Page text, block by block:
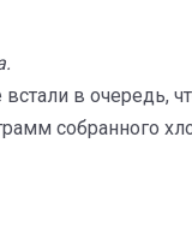
в очередь,
собранного